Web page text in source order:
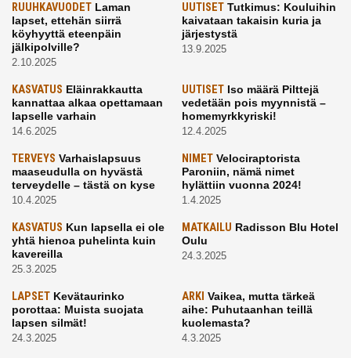
RUUHKAVUODET Laman
lapset, ettehän siirrä
köyhyyttä eteenpäin
jälkipolville?
2.10.2025
UUTISETTutkimus: Kouluihin
kaivataan takaisin kuria ja
järjestystä
13.9.2025
KASVATUS Eläinrakkautta
kannattaa alkaa opettamaan
lapselle varhain
14.6.2025
UUTISETIso määrä Pilttejä
vedetään pois myynnistä –
homemyrkkyriski!
12.4.2025
TERVEYS Varhaislapsuus
maaseudulla on hyvästä
terveydelle – tästä on kyse
10.4.2025
NIMETVelociraptorista
Paroniin, nämä nimet
hylättiin vuonna 2024!
1.4.2025
KASVATUS Kun lapsella ei ole
yhtä hienoa puhelinta kuin
kavereilla
25.3.2025
MATKAILU Radisson Blu Hotel
Oulu
24.3.2025
LAPSET Kevätaurinko
porottaa: Muista suojata
lapsen silmät!
24.3.2025
ARKI Vaikea, mutta tärkeä
aihe: Puhutaanhan teillä
kuolemasta?
4.3.2025